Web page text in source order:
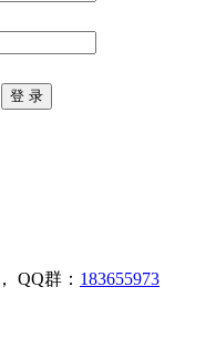
， QQ群： 183655973